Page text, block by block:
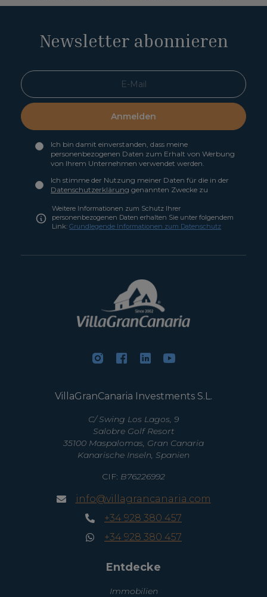
Newsletter abonnieren
Anmelden
Ich bin damit einverstanden, dass meine
personenbezogenen Daten zum Erhalt von Werbung
von Ihrem Unternehmen verwendet werden.
Ich stimme der Nutzung meiner Daten für die in der
Datenschutzerklärung genannten Zwecke zu
Weitere Informationen zum Schutz Ihrer
personenbezogenen Daten erhalten Sie unter folgendem
Link:Grundlegende Informationen zum Datenschutz
VillaGranCanaria Investments S.L.
C/ Swing Los Lagos, 9
Salobre Golf Resort
35100 Maspalomas, Gran Canaria
Kanarische Inseln, Spanien
CIF: B76226992
info@villagrancanaria.com
+34 928 380 457
+34 928 380 457
Entdecke
Immobilien